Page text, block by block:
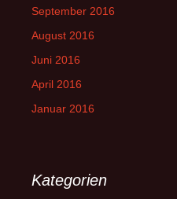
September 2016
August 2016
Juni 2016
April 2016
Januar 2016
Kategorien